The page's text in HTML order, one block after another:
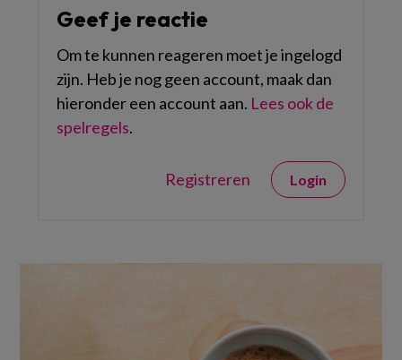
Geef je reactie
Om te kunnen reageren moet je ingelogd
zijn. Heb je nog geen account, maak dan
hieronder een account aan. Lees ook de
spelregels.
Registreren Login